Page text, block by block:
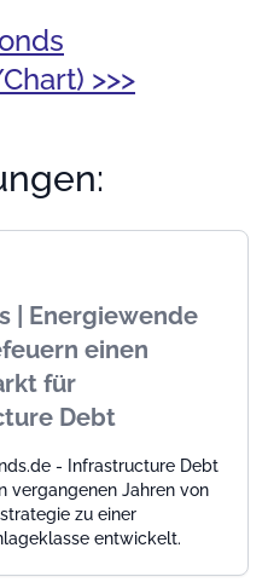
>>>
| Energiewende
einen
für
Debt
- Infrastructure Debt
vergangenen Jahren von
zu einer
entwickelt.